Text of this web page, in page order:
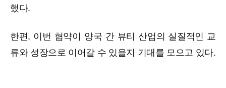
했다.
한편, 이번 협약이 양국 간 뷰티 산업의 실질적인 교
류와 성장으로 이어갈 수 있을지 기대를 모으고 있다.